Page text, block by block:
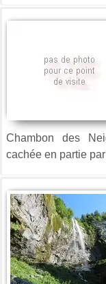
Chambon des
cachée en partie